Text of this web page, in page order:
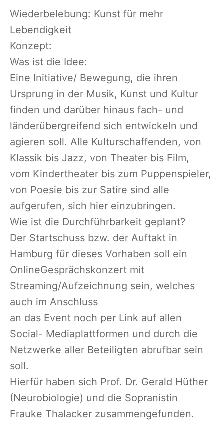
Wiederbelebung: Kunst für mehr
Lebendigkeit
Konzept:
Was ist die Idee:
Eine Initiative/ Bewegung, die ihren
Ursprung in der Musik, Kunst und Kultur
finden und darüber hinaus fach- und
länderübergreifend sich entwickeln und
agieren soll. Alle Kulturschaffenden, von
Klassik bis Jazz, von Theater bis Film,
vom Kindertheater bis zum Puppenspieler,
von Poesie bis zur Satire sind alle
aufgerufen, sich hier einzubringen.
Wie ist die Durchführbarkeit geplant?
Der Startschuss bzw. der Auftakt in
Hamburg für dieses Vorhaben soll ein
OnlineGesprächskonzert mit
Streaming/Aufzeichnung sein, welches
auch im Anschluss
an das Event noch per Link auf allen
Social- Mediaplattformen und durch die
Netzwerke aller Beteiligten abrufbar sein
soll.
Hierfür haben sich Prof. Dr. Gerald Hüther
(Neurobiologie) und die Sopranistin
Frauke Thalacker zusammengefunden.